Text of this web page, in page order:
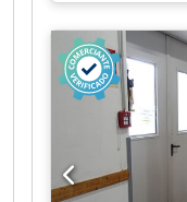
información.